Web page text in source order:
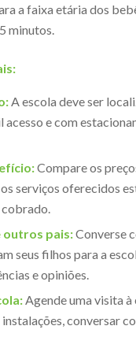
a faixa etária dos
minutos.
A escola deve ser
acesso e com
Compare os
serviços oferecidos
outros pais:Converse
seus filhos para a
e opiniões.
Agende uma visita à
conversar